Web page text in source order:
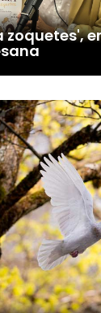
zoquetes',